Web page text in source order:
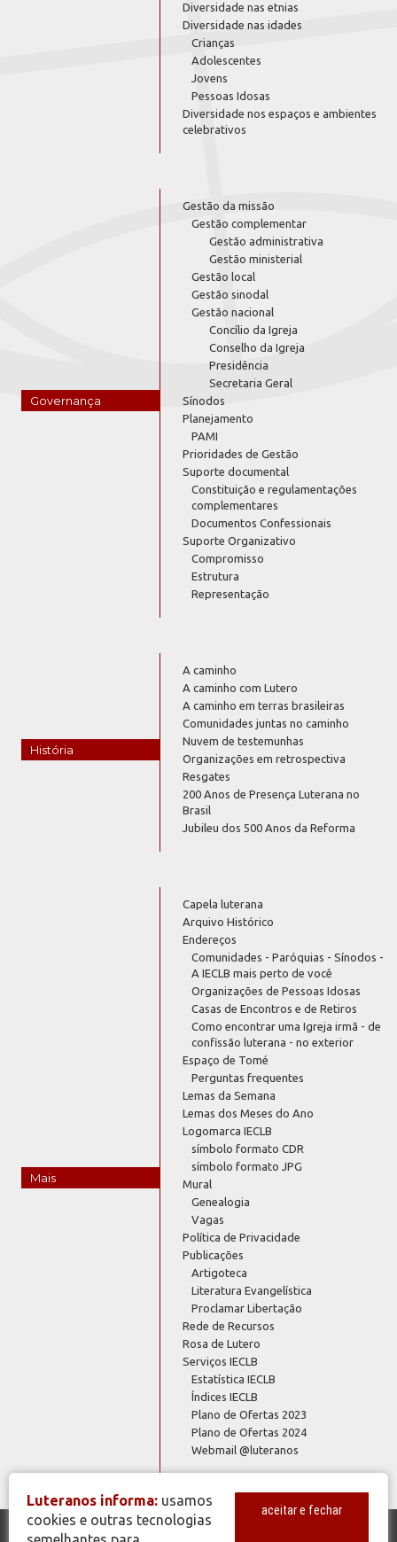
Diversidade nas etnias
Diversidade nas idades
Crianças
Adolescentes
Jovens
Pessoas Idosas
Diversidade nos espaços e ambientes
celebrativos
Governança
Gestão da missão
Gestão complementar
Gestão administrativa
Gestão ministerial
Gestão local
Gestão sinodal
Gestão nacional
Concílio da Igreja
Conselho da Igreja
Presidência
Secretaria Geral
Sínodos
Planejamento
PAMI
Prioridades de Gestão
Suporte documental
Constituição e regulamentações
complementares
Documentos Confessionais
Suporte Organizativo
Compromisso
Estrutura
Representação
História
A caminho
A caminho com Lutero
A caminho em terras brasileiras
Comunidades juntas no caminho
Nuvem de testemunhas
Organizações em retrospectiva
Resgates
200 Anos de Presença Luterana no
Brasil
Jubileu dos 500 Anos da Reforma
Mais
Capela luterana
Arquivo Histórico
Endereços
Comunidades - Paróquias - Sínodos -
A IECLB mais perto de você
Organizações de Pessoas Idosas
Casas de Encontros e de Retiros
Como encontrar uma Igreja irmã - de
confissão luterana - no exterior
Espaço de Tomé
Perguntas frequentes
Lemas da Semana
Lemas dos Meses do Ano
Logomarca IECLB
símbolo formato CDR
símbolo formato JPG
Mural
Genealogia
Vagas
Política de Privacidade
Publicações
Artigoteca
Literatura Evangelística
Proclamar Libertação
Rede de Recursos
Rosa de Lutero
Serviços IECLB
Estatística IECLB
Índices IECLB
Plano de Ofertas 2023
Plano de Ofertas 2024
Webmail @luteranos
Luteranos informa: usamos
cookies e outras tecnologias
aceitar e fechar